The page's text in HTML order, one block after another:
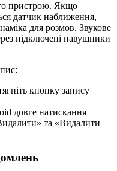
пристрою. Якщо
датчик наближення,
для розмов. Звукове
підключені навушники
кнопку запису
довге натискання
та «Видалити